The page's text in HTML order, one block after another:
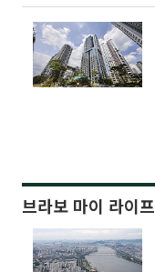
브라보 마이 라이프